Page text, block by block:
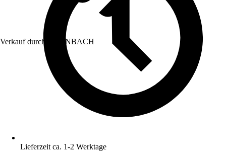
Verkauf durch: HORNBACH
Lieferzeit ca. 1-2 Werktage